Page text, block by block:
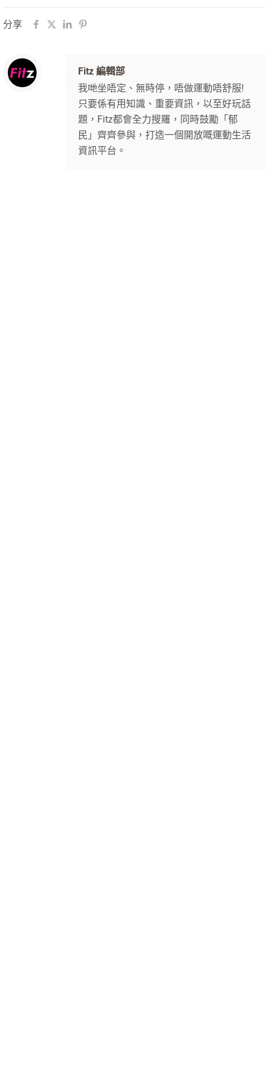
分享
Fitz 編輯部
我哋坐唔定、無時停，唔做運動唔舒服!
只要係有用知識、重要資訊，以至好玩話
題，Fitz都會全力搜羅，同時鼓勵「郁
民」齊齊參與，打造一個開放嘅運動生活
資訊平台。